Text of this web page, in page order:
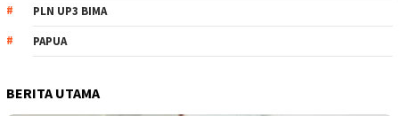
PLN UP3 BIMA
PAPUA
BERITA UTAMA